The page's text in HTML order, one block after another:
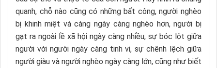
quanh, chỗ nào cũng có những bất công, người nghèo
bị khinh miệt và càng ngày càng nghèo hơn, người bị
gạt ra ngoài lề xã hội ngày càng nhiều, sự bóc lột giữa
người với người ngày càng tinh vi, sự chênh lệch giữa
người giàu và người nghèo ngày càng lớn, cũng như biết